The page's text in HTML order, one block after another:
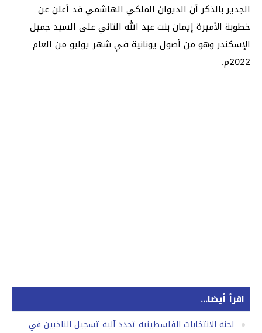
الجدير بالذكر أن الديوان الملكي الهاشمي قد أعلن عن
خطوبة الأميرة إيمان بنت عبد الله الثاني على السيد جميل
الإسكندر وهو من أصول يونانية في شهر يوليو من العام
2022م.
اقرأ أيضا...
لجنة الانتخابات الفلسطينية تحدد آلية تسجيل الناخبين في